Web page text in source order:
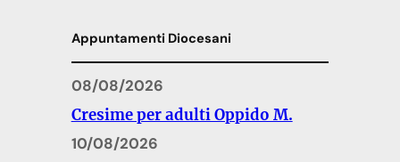
Appuntamenti Diocesani
08/08/2026
Cresime per adulti Oppido M.
10/08/2026